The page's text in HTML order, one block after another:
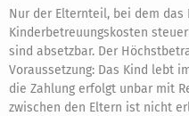
Nur der Elternteil, bei dem
Kinderbetreuungskosten
sind absetzbar. Der
Voraussetzung: Das Kind lebt
die Zahlung erfolgt unbar mit
zwischen den Eltern ist nicht